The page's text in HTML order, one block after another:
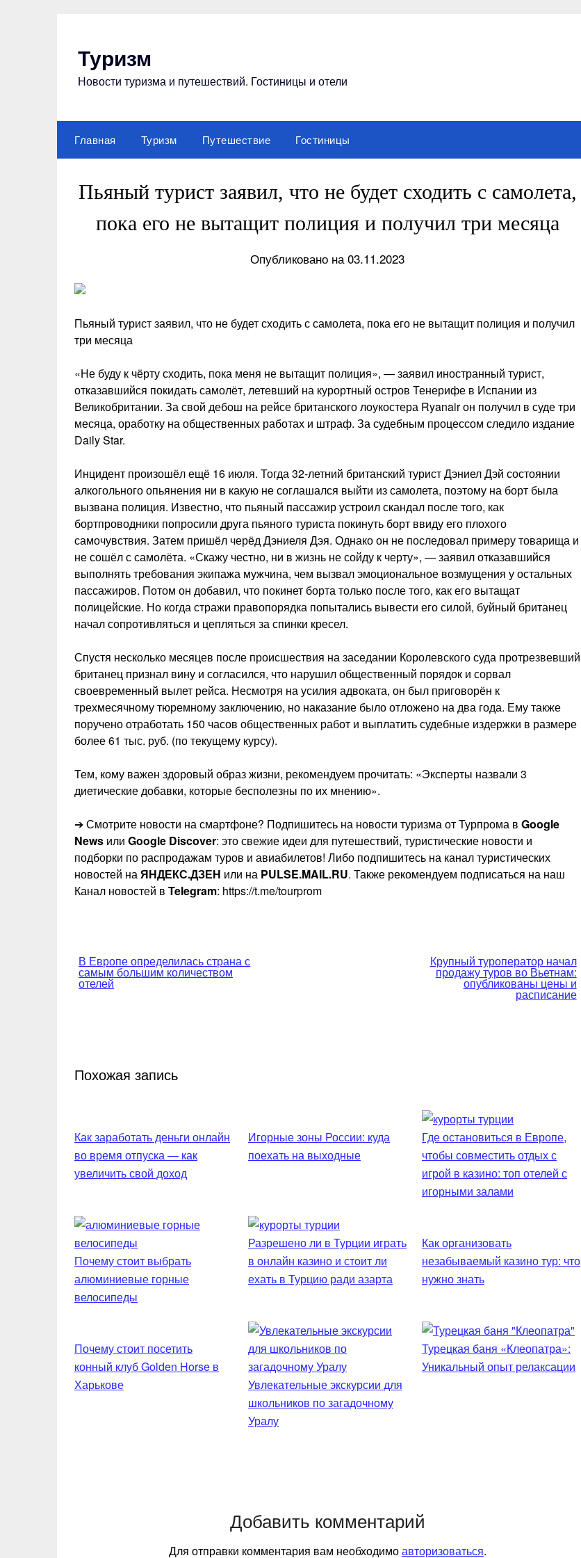
Туризм
Новости туризма и путешествий. Гостиницы и отели
Главная Туризм Путешествие Гостиницы
Пьяный турист заявил, что не будет сходить с самолета,
пока его не вытащит полиция и получил три месяца
Опубликовано на 03.11.2023
Пьяный турист заявил, что не будет сходить с самолета, пока его не вытащит полиция и получил
три месяца
«Не буду к чёрту сходить, пока меня не вытащит полиция», — заявил иностранный турист,
отказавшийся покидать самолёт, летевший на курортный остров Тенерифе в Испании из
Великобритании. За свой дебош на рейсе британского лоукостера Ryanair он получил в суде три
месяца, оработку на общественных работах и штраф. За судебным процессом следило издание
Daily Star.
Инцидент произошёл ещё 16 июля. Тогда 32-летний британский турист Дэниел Дэй состоянии
алкогольного опьянения ни в какую не соглашался выйти из самолета, поэтому на борт была
вызвана полиция. Известно, что пьяный пассажир устроил скандал после того, как
бортпроводники попросили друга пьяного туриста покинуть борт ввиду его плохого
самочувствия. Затем пришёл черёд Дэниеля Дэя. Однако он не последовал примеру товарища и
не сошёл с самолёта. «Скажу честно, ни в жизнь не сойду к черту», — заявил отказавшийся
выполнять требования экипажа мужчина, чем вызвал эмоциональное возмущения у остальных
пассажиров. Потом он добавил, что покинет борта только после того, как его вытащат
полицейские. Но когда стражи правопорядка попытались вывести его силой, буйный британец
начал сопротивляться и цепляться за спинки кресел.
Спустя несколько месяцев после происшествия на заседании Королевского суда протрезвевший
британец признал вину и согласился, что нарушил общественный порядок и сорвал
своевременный вылет рейса. Несмотря на усилия адвоката, он был приговорён к
трехмесячному тюремному заключению, но наказание было отложено на два года. Ему также
поручено отработать 150 часов общественных работ и выплатить судебные издержки в размере
более 61 тыс. руб. (по текущему курсу).
Тем, кому важен здоровый образ жизни, рекомендуем прочитать: «Эксперты назвали 3
диетические добавки, которые бесполезны по их мнению».
➔ Смотрите новости на смартфоне? Подпишитесь на новости туризма от Турпрома в Google
News или Google Discover: это свежие идеи для путешествий, туристические новости и
подборки по распродажам туров и авиабилетов! Либо подпишитесь на канал туристических
новостей наЯНДЕКС.ДЗЕН или на PULSE.MAIL.RU. Также рекомендуем подписаться на наш
Канал новостей в Telegram: https://t.me/tourprom
Навигация
В Европе определилась страна с
самым большим количеством
отелей
Крупный туроператор начал
продажу туров во Вьетнам:
опубликованы цены и
расписание
Похожая запись
Как заработать деньги онлайн
во время отпуска — как
увеличить свой доход
Игорные зоны России: куда
поехать на выходные
Где остановиться в Европе,
чтобы совместить отдых с
игрой в казино: топ отелей с
игорными залами
Почему стоит выбрать
алюминиевые горные
велосипеды
Разрешено ли в Турции играть
в онлайн казино и стоит ли
ехать в Турцию ради азарта
Как организовать
незабываемый казино тур: что
нужно знать
Почему стоит посетить
конный клуб Golden Horse в
Харькове
Увлекательные экскурсии для
школьников по загадочному
Уралу
Турецкая баня «Клеопатра»:
Уникальный опыт релаксации
Добавить комментарий
Для отправки комментария вам необходимоавторизоваться.